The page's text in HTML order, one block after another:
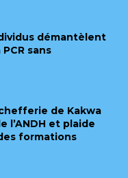
démantèlent
sans
de Kakwa
l’ANDH et plaide
formations